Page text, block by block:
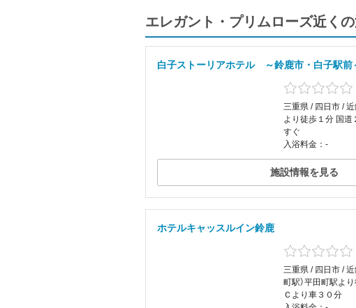
エレガント・プリムローズ近く
白子ストーリアホテル ～鈴鹿市・白子駅前
三重県 / 四日市 /
より徒歩１分 国道
すぐ
入浴料金：-
施設情報を見る
ホテルキャッスルイン鈴鹿
三重県 / 四日市 /
町駅）平田町駅よ
Ｃより車３０分